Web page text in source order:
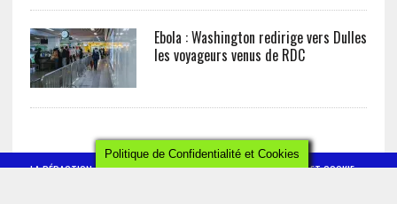
Ebola : Washington redirige vers Dulles
les voyageurs venus de RDC
LA RÉDACTION CONTACT
POLITIQUE DE CONFIDENTIALITÉ ET COOKIE
Politique de Confidentialité et Cookies